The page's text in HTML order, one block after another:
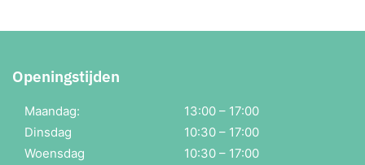
Openingstijden
Maandag:
13:00 – 17:00
Dinsdag
10:30 – 17:00
Woensdag
10:30 – 17:00